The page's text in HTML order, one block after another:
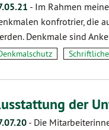
- Im Rahmen
konfrotrier, die
Denkmale sind
der
- Die